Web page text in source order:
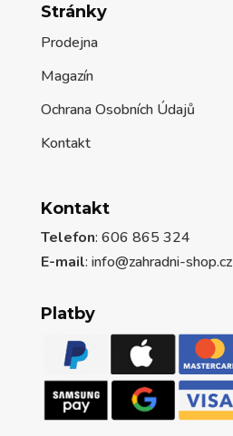
Stránky
Prodejna
Magazín
Ochrana Osobních Údajů
Kontakt
Kontakt
Telefon: 606 865 324
E-mail: info@zahradni-shop.cz
Platby